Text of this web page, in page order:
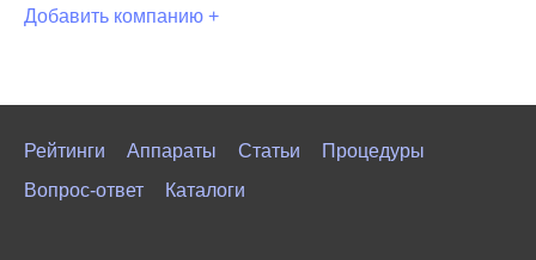
Добавить компанию +
Рейтинги Аппараты Статьи
Процедуры
Вопрос-ответ
Каталоги